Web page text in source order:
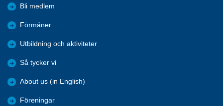
Bli medlem
Förmåner
Utbildning och aktiviteter
Så tycker vi
About us (in English)
Föreningar